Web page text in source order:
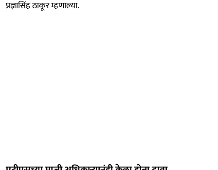
प्रज्ञासिंह ठाकूर म्हणाल्या.